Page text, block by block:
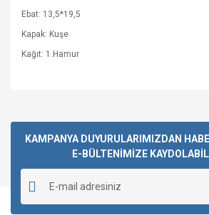
Ebat: 13,5*19,5
Kapak: Kuşe
Kağıt: 1.Hamur
KAMPANYA DUYURULARIMIZDAN
E-BÜLTENİMİZE